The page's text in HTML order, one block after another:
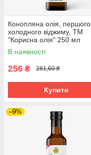
Конопляна олія, першого
холодного віджиму, ТМ
"Корисна олія" 250 мл
В наявності
256 ₴ 281,60 ₴
Купити
–9%